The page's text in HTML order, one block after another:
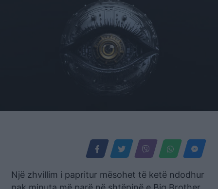
Një zhvillim i papritur mësohet të ketë ndodhur